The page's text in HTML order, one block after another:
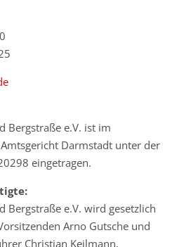
Bergstraße e.V. ist im
Darmstadt unter der
eingetragen.
Bergstraße e.V. wird gesetzlich
Arno Gutsche und
Christian Keilmann.